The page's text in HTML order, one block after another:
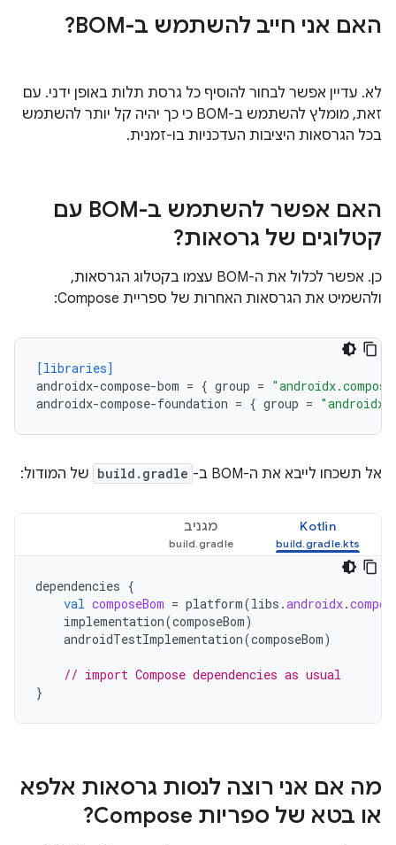
האם אני חייב להשתמש ב-BOM?
לא. עדיין אפשר לבחור להוסיף כל גרסת תלות באופן ידני. עם
זאת, מומלץ להשתמש ב-BOM כי כך יהיה קל יותר להשתמש
בכל הגרסאות היציבות העדכניות בו-זמנית.
האם אפשר להשתמש ב-BOM עם
קטלוגים של גרסאות?
כן. אפשר לכלול את ה-BOM עצמו בקטלוג הגרסאות,
ולהשמיט את הגרסאות האחרות של ספריית Compose:
[libraries]
androidx-compose-bom = { group =
androidx-compose-foundation = { group =
אל תשכחו לייבא את ה-BOM ב- build.gradle של המודול:
Kotlin מגניב
dependencies {
val composeBom = platform(libs .androidx.
implementation(composeBom)
androidTestImplementation(composeBom)
// import Compose dependencies as usual
}
מה אם אני רוצה לנסות גרסאות אלפא
או בטא של ספריות Compose?